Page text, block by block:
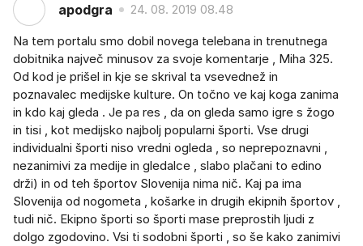
apodgra 24. 08. 2019 08.48
Na tem portalu smo dobil novega telebana in trenutnega
dobitnika največ minusov za svoje komentarje , Miha 325.
Od kod je prišel in kje se skrival ta vsevednež in
poznavalec medijske kulture. On točno ve kaj koga zanima
in kdo kaj gleda . Je pa res , da on gleda samo igre s žogo
in tisi , kot medijsko najbolj popularni športi. Vse drugi
individualni športi niso vredni ogleda , so neprepoznavni ,
nezanimivi za medije in gledalce , slabo plačani to edino
drži) in od teh športov Slovenija nima nič. Kaj pa ima
Slovenija od nogometa , košarke in drugih ekipnih športov ,
tudi nič. Ekipno športi so športi mase preprostih ljudi z
dolgo zgodovino. Vsi ti sodobni športi , so še kako zanimivi